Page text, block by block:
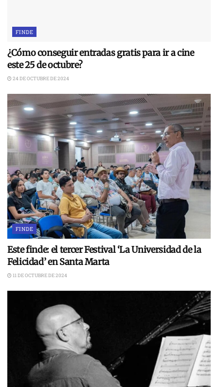
FINDE
¿Cómo conseguir entradas gratis para ir a cine
este 25 de octubre?
24 DE OCTUBRE DE 2024
FINDE
Este finde: el tercer Festival ‘La Universidad de la
Felicidad’ en Santa Marta
11 DE OCTUBRE DE 2024